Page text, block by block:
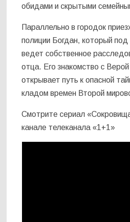
обидами и скрытыми
Параллельно в городок
полиции Богдан, который
ведет собственное
отца. Его знакомство с
открывает путь к опасной
кладом времен Второй
Смотрите сериал
канале телеканала «1+1»